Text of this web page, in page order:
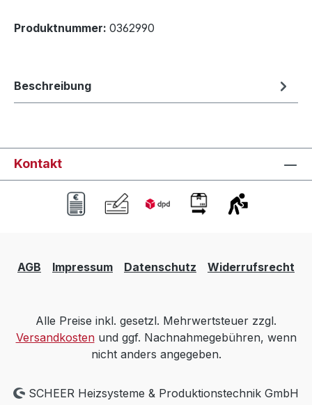
Produktnummer: 0362990
Beschreibung
Kontakt
AGB Impressum Datenschutz Widerrufsrecht
Alle Preise inkl. gesetzl. Mehrwertsteuer zzgl.
Versandkostenund ggf. Nachnahmegebühren, wenn
nicht anders angegeben.
SCHEER Heizsysteme & Produktionstechnik GmbH